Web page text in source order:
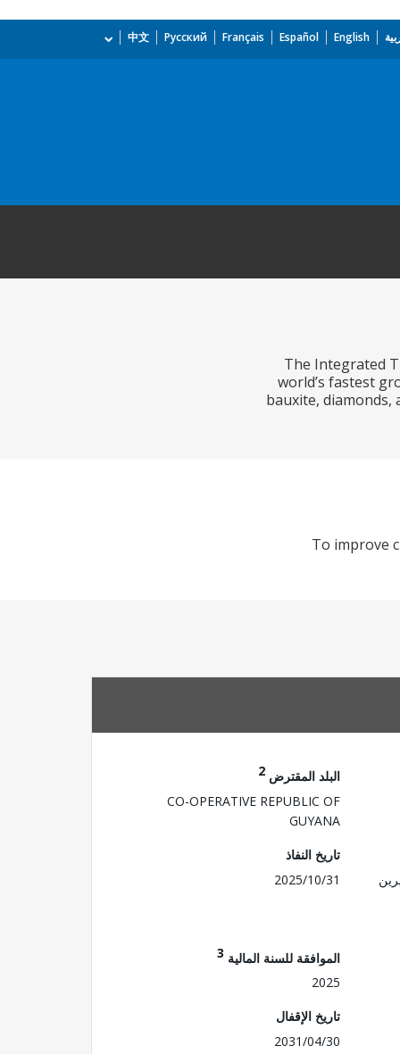
English
Español
Français
Русский
中文
The Integrated
world’s fastest
bauxite, diamonds,
To improve
البلد المقترض 2
CO-OPERATIVE REPUBLIC OF
GUYANA
تاريخ النفاذ
2025/10/31
الموافقة للسنة المالية 3
2025
تاريخ الإقفال
2031/04/30